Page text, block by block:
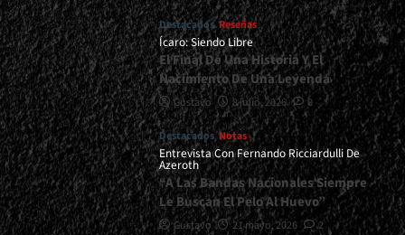
Destacados Reseñas
Ícaro: Siendo Libre
El Final De Una Historia Y El
Nacimiento De Una Leyenda
Gustavo 8 julio, 2026 0
Destacados Notas
Entrevista Con Fernando Ricciardulli De
Azeroth
“A Las Bandas Nacionales Siempre
Le Buscan El Pelo Al Huevo”
Gustavo 21 mayo, 2026 2